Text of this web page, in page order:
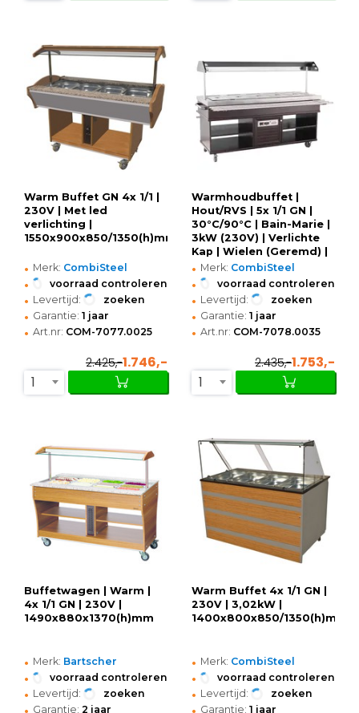
Warm Buffet GN 4x 1/1 |
230V | Met led
verlichting |
1550x900x850/1350(h)mm
• Merk: CombiSteel
• voorraad controleren
• Levertijd: zoeken
• Garantie: 1 jaar
• Art.nr: COM-7077.0025
2.425,-1.746,-
1
Warmhoudbuffet |
Hout/RVS | 5x 1/1 GN |
30°C/90°C | Bain-Marie |
3kW (230V) | Verlichte
Kap | Wielen (Geremd) |
1900x700x1400(h)mm
• Merk: CombiSteel
• voorraad controleren
• Levertijd: zoeken
• Garantie: 1 jaar
• Art.nr: COM-7078.0035
2.435,-1.753,-
1
Buffetwagen | Warm |
4x 1/1 GN | 230V |
1490x880x1370(h)mm
• Merk: Bartscher
• voorraad controleren
• Levertijd: zoeken
Garantie: 2 jaar
Warm Buffet 4x 1/1 GN |
230V | 3,02kW |
1400x800x850/1350(h)mm
• Merk: CombiSteel
• voorraad controleren
• Levertijd: zoeken
Garantie: 1 jaar